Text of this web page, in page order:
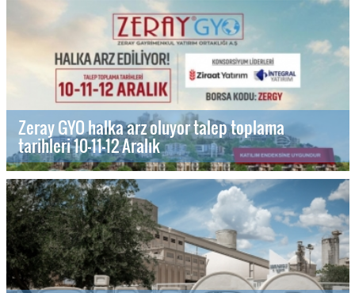
Zeray GYO halka arz oluyor talep toplama
tarihleri 10-11-12 Aralık